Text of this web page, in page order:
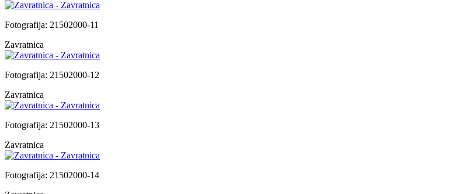
Fotografija: 21502000-11
Zavratnica
Fotografija: 21502000-12
Zavratnica
Fotografija: 21502000-13
Zavratnica
Fotografija: 21502000-14